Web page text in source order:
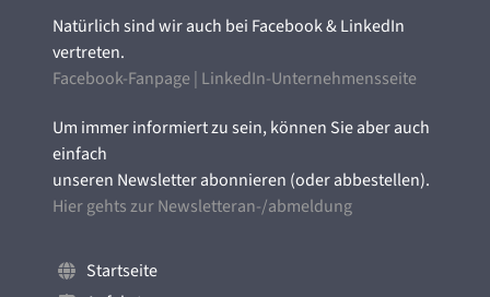
Natürlich sind wir auch bei Facebook & LinkedIn
vertreten.
Facebook-Fanpage| LinkedIn-Unternehmensseite
Um immer informiert zu sein, können Sie aber auch
einfach
unseren Newsletter abonnieren (oder abbestellen).
Hier gehts zur Newsletteran-/abmeldung
Startseite